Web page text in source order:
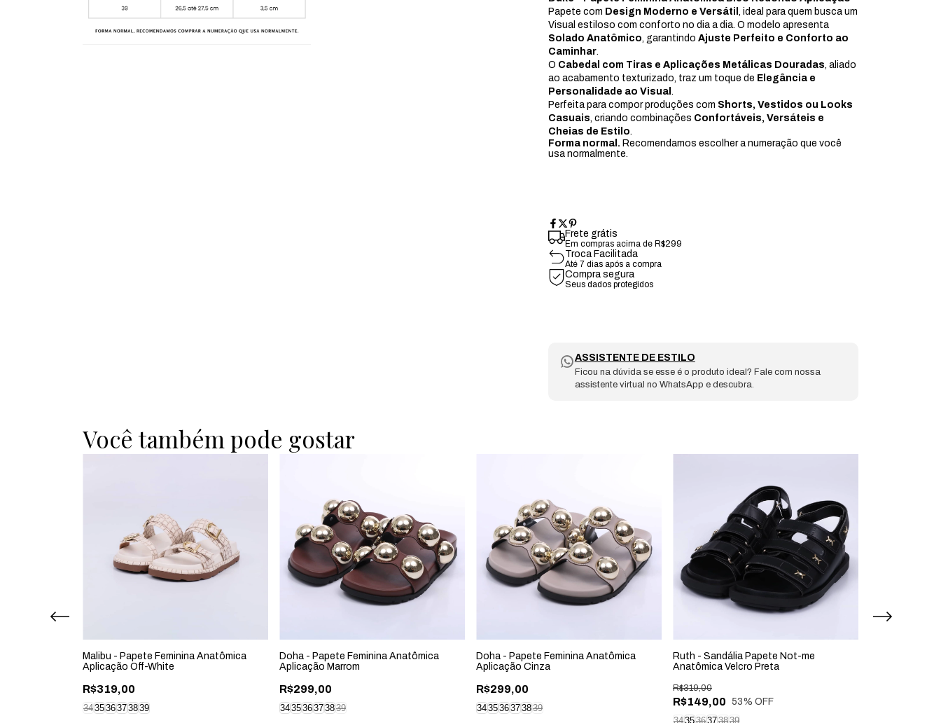
Papete com Design Moderno e Versátil , ideal para quem busca um
Visual estiloso com conforto no dia a dia. O modelo apresenta
Solado Anatômico, garantindo Ajuste Perfeito e Conforto ao
Caminhar.
O Cabedal com Tiras e Aplicações Metálicas Douradas, aliado
ao acabamento texturizado, traz um toque de Elegância e
Personalidade ao Visual .
Perfeita para compor produções com Shorts, Vestidos ou Looks
Casuais, criando combinações Confortáveis, Versáteis e
Cheias de Estilo.
Forma normal. Recomendamos escolher a numeração que você
usa normalmente.
Frete grátis
Em compras acima de R$299
Troca Facilitada
Até 7 dias após a compra
Compra segura
Seus dados protegidos
ASSISTENTE DE ESTILO
Ficou na dúvida se esse é o produto ideal? Fale com nossa
assistente virtual no WhatsApp e descubra.
Você também pode gostar
Malibu - Papete Feminina Anatômica
Aplicação Off-White
R$319,00
343536373839
Doha - Papete Feminina Anatômica
Aplicação Marrom
R$299,00
343536373839
Doha - Papete Feminina Anatômica
Aplicação Cinza
R$299,00
343536373839
Ruth - Sandália Papete Not-me
Anatômica Velcro Preta
R$149,00
R$319,00
53% OFF
343536373839